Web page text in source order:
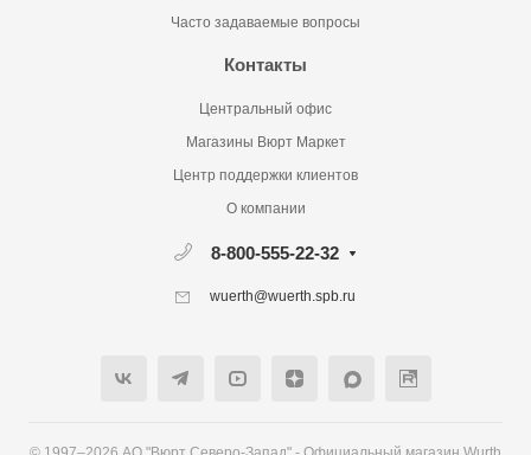
Часто задаваемые вопросы
Контакты
Центральный офис
Магазины Вюрт Маркет
Центр поддержки клиентов
О компании
8-800-555-22-32
wuerth@wuerth.spb.ru